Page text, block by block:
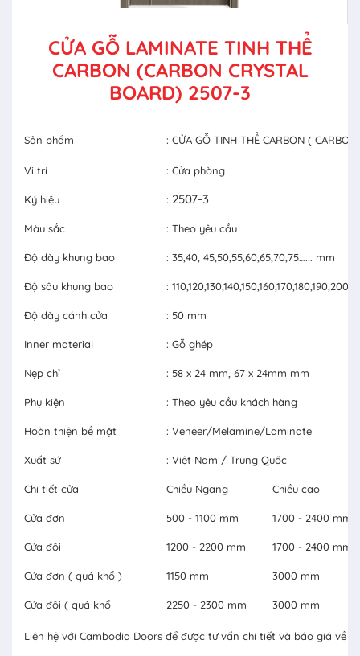
CỬA GỖ LAMINATE TINH THỂ
CARBON (CARBON CRYSTAL
BOARD) 2507-3
Sản phẩm : CỬA GỖ TINH THỂ CARBON (
Vi trí : Cửa phòng
Ký hiệu : 2507-3
Màu sắc : Theo yêu cầu
Độ dày khung bao : 35,40, 45,50,55,60,65,70,75…... mm
Độ sâu khung bao :
Độ dày cánh cửa : 50 mm
Inner material : Gỗ ghép
Nẹp chỉ : 58 x 24 mm, 67 x 24mm mm
Phụ kiện : Theo yêu cầu khách hàng
Hoàn thiện bề mặt : Veneer/Melamine/Laminate
Xuất sứ : Việt Nam / Trung Quốc
Chi tiết cửa Chiều Ngang Chiều cao
Cửa đơn 500 - 1100 mm 1700 - 2400 mm
Cửa đôi 1200 - 2200 mm 1700 - 2400 mm
Cửa đơn ( quá khổ ) 1150 mm 3000 mm
Cửa đôi ( quá khổ 2250 - 2300 mm 3000 mm
Liên hệ với Cambodia Doors để được tư vấn chi tiết và báo giá về